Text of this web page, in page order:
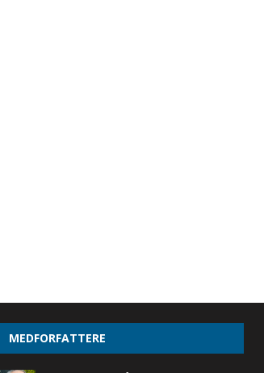
MEDFORFATTERE